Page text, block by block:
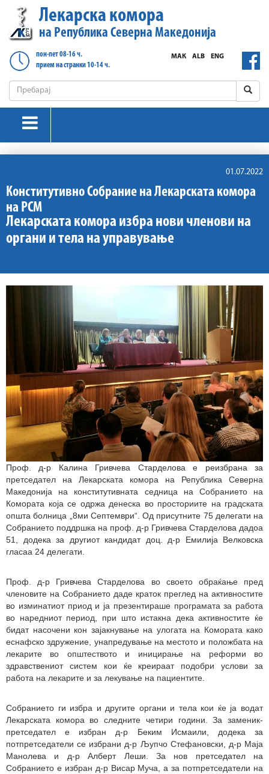
Лекарска комора
на Република Северна Македонија
пон-пет 08-16 ч.
прием на странки 10-14 ч.
ENG
ALB
МАК
01.07.2022
Конститутивно Собрание на Лекарската комора
на РСМ
Лекарската комора избра нови членови на
органи и тела на управување
Проф. д-р Калина Гривчева Старделова е реизбрана за
претседател на Лекарската комора на Република Северна
Македонија на конститутивната седница на Собранието на
Комората која се одржа денеска во просториите на градската
општа болница „8ми Септември“. Од присутните 75 делегати на
Собранието поддршка на проф. д-р Гривчева Старделова дадоа
51, додека за другиот кандидат доц. д-р Емилија Велковска
гласаа 24 делегати.
Проф. д-р Гривчева Старделова во своето обраќање пред
членовите на Собранието даде краток преглед на активностите
во изминатиот приод и ја презентираше програмата за работа
во наредниот период, при што истакна дека активностите ќе
бидат насочени кон зајакнување на улогата на Комората како
еснафско здружение, унапредување на местото и положбата на
лекарите во општеството и иницирање на реформи во
здравствениот систем кои ќе креираат подобри услови за
работа на лекарите и за лекување на пациентите.
Собранието ги избра и другите органи и тела кои ќе ја водат
Лекарската комора во следните четири години. За заменик-
претседател е избран д-р Беким Исмаили, додека за
потпретседатели се избрани д-р Љупчо Стефановски, д-р Маја
Манолева и д-р Алберт Леши. За нов претседател на
Собранието е избран д-р Висар Муча, а за потпретседатели на